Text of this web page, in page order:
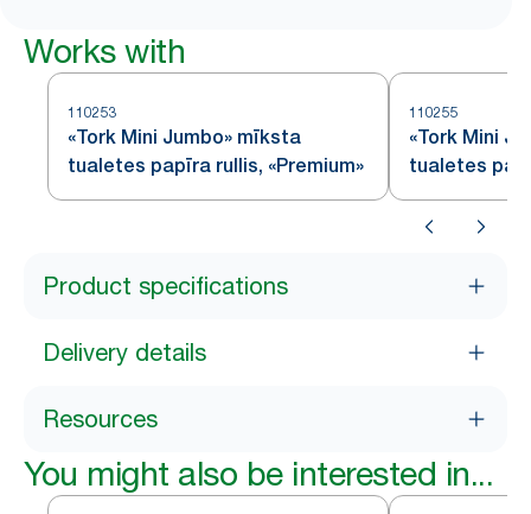
Works with
110253
«Tork Mini Jumbo» mīksta
tualetes papīra rullis, «Premium»
110255
«Tork Mini
tualetes
«Premium» –
Product specifications
Delivery details
Resources
You might also be interested in...